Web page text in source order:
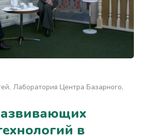
Лаборатория Центра Базарного
в